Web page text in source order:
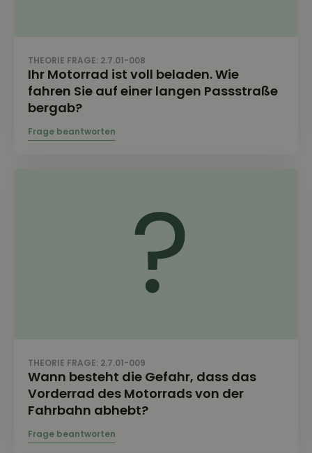
THEORIE FRAGE: 2.7.01-008
Ihr Motorrad ist voll beladen. Wie
fahren Sie auf einer langen Passstraße
bergab?
THEORIE FRAGE: 2.7.01-009
Wann besteht die Gefahr, dass das
Vorderrad des Motorrads von der
Fahrbahn abhebt?